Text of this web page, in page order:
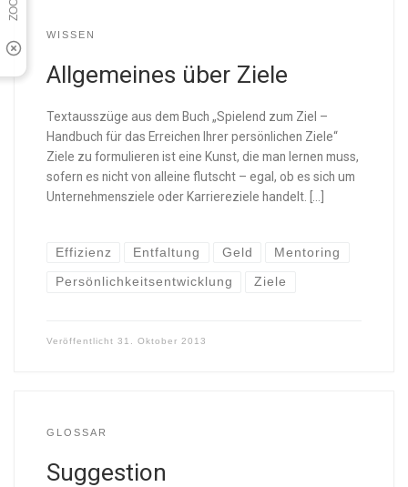
WISSEN
Allgemeines über Ziele
Textausszüge aus dem Buch „Spielend zum Ziel –
Handbuch für das Erreichen Ihrer persönlichen Ziele“
Ziele zu formulieren ist eine Kunst, die man lernen muss,
sofern es nicht von alleine flutscht – egal, ob es sich um
Unternehmensziele oder Karriereziele handelt. […]
Effizienz Entfaltung Geld Mentoring
Persönlichkeitsentwicklung Ziele
Veröffentlicht 31. Oktober 2013
GLOSSAR
Suggestion